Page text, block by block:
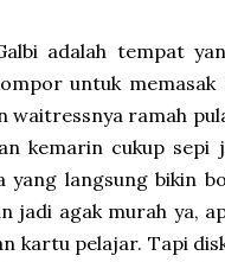
adalah tempat
untuk
waitressnya ramah
kemarin cukup sepi
yang langsung bikin
agak murah ya,
kartu pelajar. Tapi